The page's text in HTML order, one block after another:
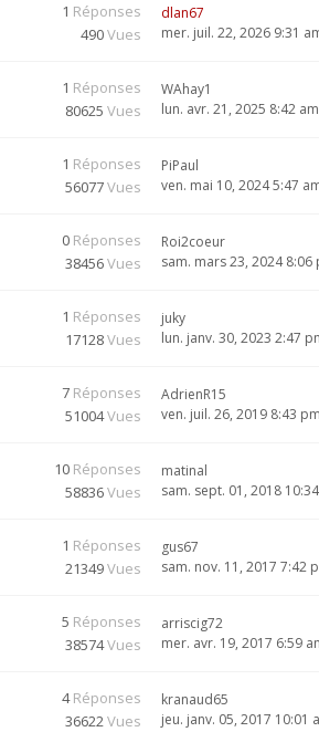
1 Réponses
490Vues
dlan67
mer. juil. 22, 2026 9:31
1 Réponses
80625 Vues
WAhay1
lun. avr. 21, 2025 8:42 am
1 Réponses
56077Vues
PiPaul
ven. mai 10, 2024 5:47
0 Réponses
38456Vues
Roi2coeur
sam. mars 23, 2024 8:06
1 Réponses
17128Vues
juky
lun. janv. 30, 2023 2:47
7 Réponses
51004Vues
AdrienR15
ven. juil. 26, 2019 8:43 pm
10 Réponses
58836Vues
matinal
sam. sept. 01, 2018
1 Réponses
21349Vues
gus67
sam. nov. 11, 2017 7:42
5 Réponses
38574Vues
arriscig72
mer. avr. 19, 2017 6:59
4Réponses
36622Vues
kranaud65
jeu. janv. 05, 2017 10:01